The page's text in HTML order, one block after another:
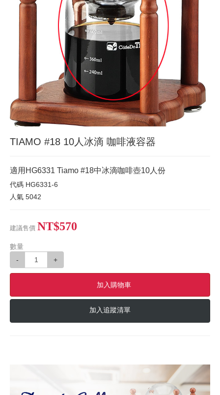
TIAMO #18 10人冰滴 咖啡液容器
適用HG6331 Tiamo #18中冰滴咖啡壺10人份
代碼 HG6331-6
人氣 5042
建議售價 NT$570
數量
-
+
加入購物車
加入追蹤清單